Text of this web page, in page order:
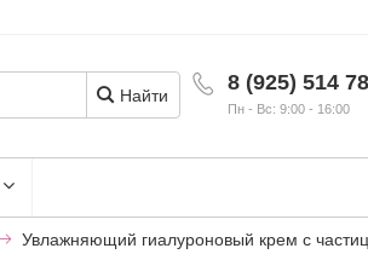
8 (925) 514
Пн - Вс: 9:00 - 16:00
Найти
Увлажняющий гиалуроновый крем с